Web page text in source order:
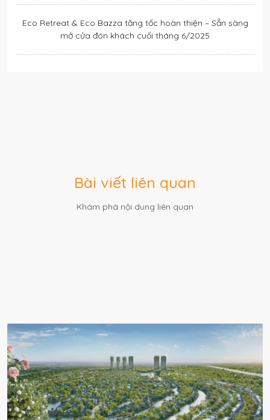
Eco Retreat & Eco Bazza tăng tốc hoàn thiện – Sẵn sàng
mở cửa đón khách cuối tháng 6/2025
Bài viết liên quan
Khám phá nội dung liên quan